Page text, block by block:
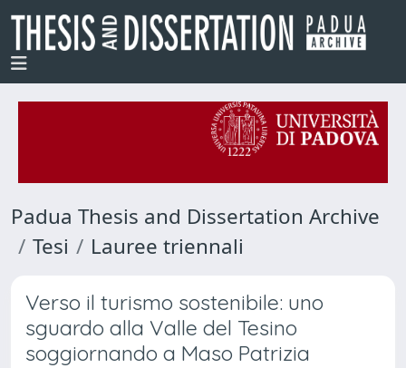
Padua Thesis and Dissertation Archive
Tesi
Lauree triennali
Verso il turismo sostenibile: uno
sguardo alla Valle del Tesino
soggiornando a Maso Patrizia